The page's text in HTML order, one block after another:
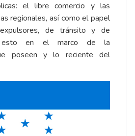
el libre comercio y las
regionales, así como el papel
de tránsito y de
esto en el marco de la
poseen y lo reciente del